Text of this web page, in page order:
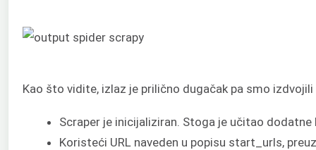
Kao što vidite, izlaz je prilično dugačak pa smo
Scraper je inicijaliziran. Stoga je učitao
Koristeći URL naveden u popisu start_urls,